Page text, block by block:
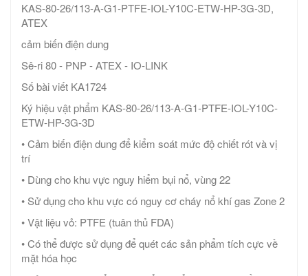
KAS-80-26/113-A-G1-PTFE-IOL-Y10C-ETW-HP-3G-3D,
ATEX
cảm biến điện dung
Sê-ri 80 - PNP - ATEX - IO-LINK
Số bài viết KA1724
Ký hiệu vật phẩm KAS-80-26/113-A-G1-PTFE-IOL-Y10C-
ETW-HP-3G-3D
• Cảm biến điện dung để kiểm soát mức độ chiết rót và vị
trí
• Dùng cho khu vực nguy hiểm bụi nổ, vùng 22
• Sử dụng cho khu vực có nguy cơ cháy nổ khí gas Zone 2
• Vật liệu vỏ: PTFE (tuân thủ FDA)
• Có thể được sử dụng để quét các sản phẩm tích cực về
mặt hóa học